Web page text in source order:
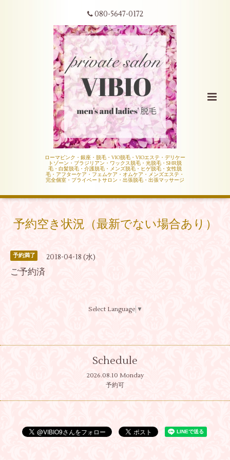
080-5647-0172
ローマピンク・銀座・脱毛・VIO脱毛・VIOエステ・デリケー
トゾーン・ブラジリアン・ワックス脱毛・光脱毛・SHR脱
毛・白髪脱毛・介護脱毛・メンズ脱毛・ヒゲ脱毛・女性脱
毛・アフターケア・フェムケア・オムケア・メンズエステ・
完全個室・プライベートサロン・出張脱毛・出張マッサージ
予約空き状況（最新でない場合あり）
予約満了 2018-04-18 (水)
ご予約済
Select Language ▼
Schedule
2026.08.10 Monday
予約可